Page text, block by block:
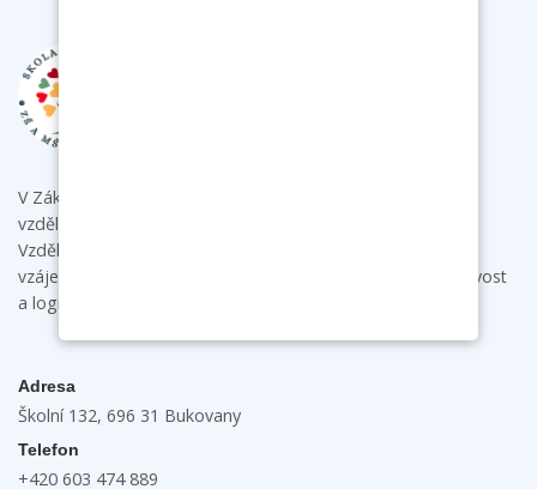
V Základní škole a mateřské škole Bukovany poskytujeme
vzdělání s individuálním přístupem ke každému dítěti.
Vzdělávacími aktivitami podporujeme u dětí samostatnost,
vzájemnou spolupráci a komunikaci a rozvíjíme jejich tvořivost
a logické myšlení.
Adresa
Školní 132, 696 31 Bukovany
Telefon
+420 603 474 889